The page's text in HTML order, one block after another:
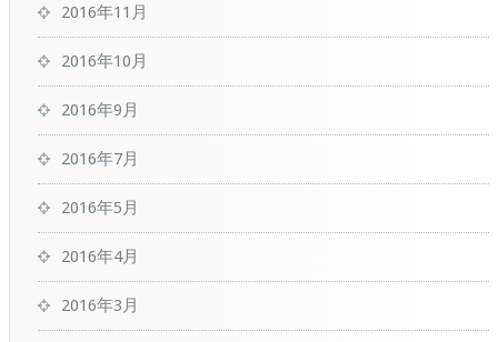
2016年11月
2016年10月
2016年9月
2016年7月
2016年5月
2016年4月
2016年3月